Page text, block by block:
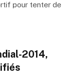
pour tenter de
2014,